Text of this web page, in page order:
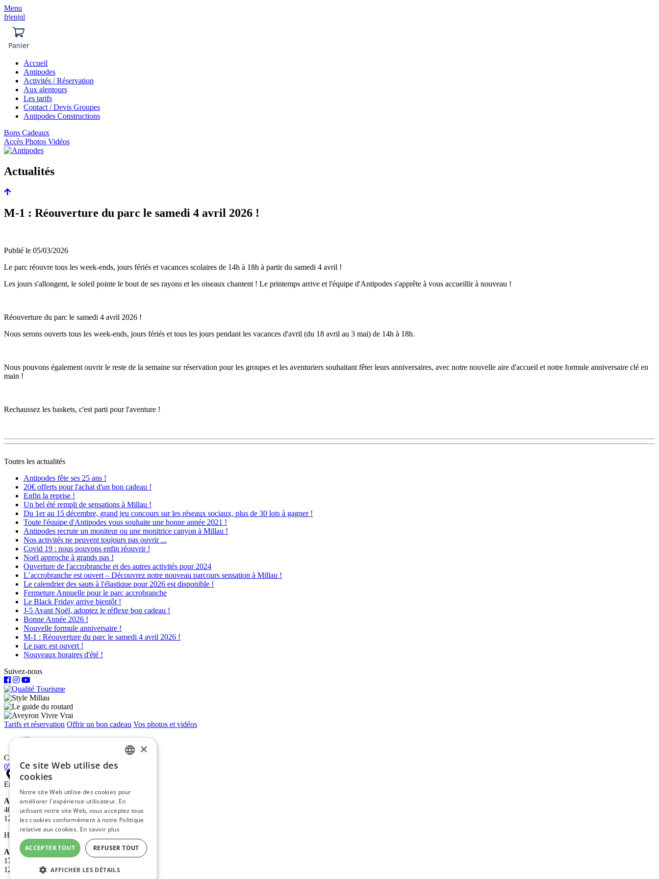
Menu
fr|en|nl
Panier
Accueil
Antipodes
Activités / Réservation
Aux alentours
Les tarifs
Contact / Devis Groupes
Antipodes Constructions
Bons Cadeaux
Accès Photos Vidéos
Actualités
M-1 : Réouverture du parc le samedi 4 avril 2026 !
Publié le 05/03/2026
Le parc réouvre tous les week-ends, jours fériés et vacances scolaires de 14h à 18h à partir du samedi 4 avril !
Les jours s'allongent, le soleil pointe le bout de ses rayons et les oiseaux chantent ! Le printemps arrive et l'équipe d'Antipodes s'apprête à vous accueillir à nouveau !
Réouverture du parc le samedi 4 avril 2026 !
Nous serons ouverts tous les week-ends, jours fériés et tous les jours pendant les vacances d'avril (du 18 avril au 3 mai) de 14h à 18h.
Nous pouvons également ouvrir le reste de la semaine sur réservation pour les groupes et les aventuriers souhaitant fêter leurs anniversaires, avec notre nouvelle aire d'accueil et notre formule anniversaire clé en
main !
Rechaussez les baskets, c'est parti pour l'aventure !
Toutes les actualités
Antipodes fête ses 25 ans !
20€ offerts pour l'achat d'un bon cadeau !
Enfin la reprise !
Un bel été rempli de sensations à Millau !
Du 1er au 15 décembre, grand jeu concours sur les réseaux sociaux, plus de 30 lots à gagner !
Toute l'équipe d'Antipodes vous souhaite une bonne année 2021 !
Antipodes recrute un moniteur ou une monitrice canyon à Millau !
Nos activités ne peuvent toujours pas ouvrir ...
Covid 19 : nous pouvons enfin réouvrir !
Noël approche à grands pas !
Ouverture de l'accrobranche et des autres activités pour 2024
L’accrobranche est ouvert – Découvrez notre nouveau parcours sensation à Millau !
Le calendrier des sauts à l'élastique pour 2026 est disponible !
Fermeture Annuelle pour le parc accrobranche
Le Black Friday arrive bientôt !
J-5 Avant Noël, adoptez le réflexe bon cadeau !
Bonne Année 2026 !
Nouvelle formule anniversaire !
M-1 : Réouverture du parc le samedi 4 avril 2026 !
Le parc est ouvert !
Nouveaux horaires d'été !
Suivez-nous
Tarifs et réservation Offrir un bon cadeau Vos photos et vidéos
Contact
05 65 60 72 03
En saison
Antipodes
403, avenue de Millau Plage
12100 MILLAU
Hors saison
Antipodes bureaux
173 bis, avenue de Calès
12100 MILLAU
×
Ce site Web utilise des
cookies
Notre site Web utilise des cookies pour
améliorer l'expérience utilisateur. En
utilisant notre site Web, vous acceptez tous
les cookies conformément à notre Politique
relative aux cookies. En savoir plus
ACCEPTER TOUT REFUSER TOUT
AFFICHER LES DÉTAILS